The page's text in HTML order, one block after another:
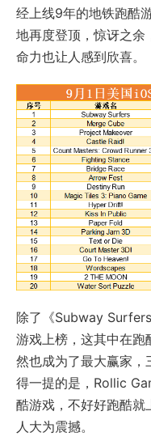
经上线9年的地铁跑酷
地再度登顶，惊讶之余
命力也让人感到欣喜。
除了《Subway
游戏上榜，这其中在
然也成为了最大赢家，
得一提的是，Rollic
酷游戏，不好好跑酷就
人大为震撼。